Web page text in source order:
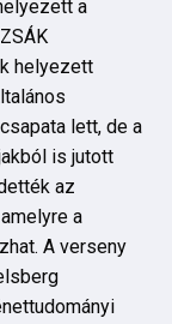
a
helyezett
lett, de a
is jutott
az
a
A verseny